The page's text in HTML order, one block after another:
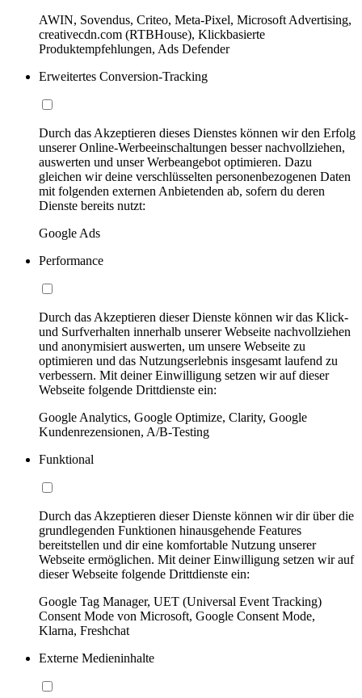
AWIN, Sovendus, Criteo, Meta-Pixel, Microsoft Advertising,
creativecdn.com (RTBHouse), Klickbasierte
Produktempfehlungen, Ads Defender
Erweitertes Conversion-Tracking
Durch das Akzeptieren dieses Dienstes können wir den Erfolg
unserer Online-Werbeeinschaltungen besser nachvollziehen,
auswerten und unser Werbeangebot optimieren. Dazu
gleichen wir deine verschlüsselten personenbezogenen Daten
mit folgenden externen Anbietenden ab, sofern du deren
Dienste bereits nutzt:
Google Ads
Performance
Durch das Akzeptieren dieser Dienste können wir das Klick-
und Surfverhalten innerhalb unserer Webseite nachvollziehen
und anonymisiert auswerten, um unsere Webseite zu
optimieren und das Nutzungserlebnis insgesamt laufend zu
verbessern. Mit deiner Einwilligung setzen wir auf dieser
Webseite folgende Drittdienste ein:
Google Analytics, Google Optimize, Clarity, Google
Kundenrezensionen, A/B-Testing
Funktional
Durch das Akzeptieren dieser Dienste können wir dir über die
grundlegenden Funktionen hinausgehende Features
bereitstellen und dir eine komfortable Nutzung unserer
Webseite ermöglichen. Mit deiner Einwilligung setzen wir auf
dieser Webseite folgende Drittdienste ein:
Google Tag Manager, UET (Universal Event Tracking)
Consent Mode von Microsoft, Google Consent Mode,
Klarna, Freshchat
Externe Medieninhalte